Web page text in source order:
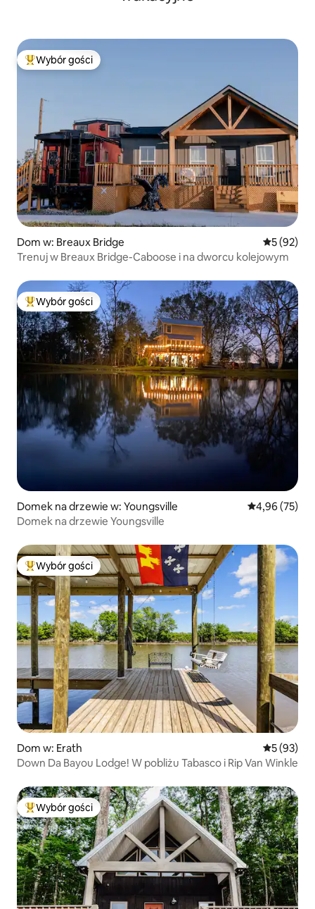
Najpopularniejsze z kategorii Wybór gości
Wybór gości
Dom w: Breaux Bridge Średnia
5 (92)
Trenuj w Breaux Bridge-Caboose i na dworcu kolejowym
Najpopularniejsze z kategorii Wybór gości
Wybór gości
Domek na drzewie w: Youngsville Średnia
4,96 (75)
Domek na drzewie Youngsville
Najpopularniejsze z kategorii Wybór gości
Wybór gości
Dom w: Erath Średnia
5 (93)
Down Da Bayou Lodge! W pobliżu Tabasco i Rip Van Winkle
Najpopularniejsze z kategorii Wybór gości
Wybór gości